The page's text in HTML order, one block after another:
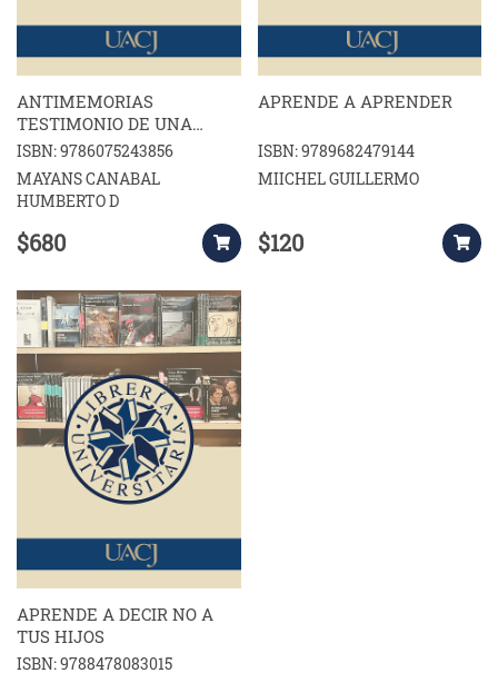
ANTIMEMORIAS
TESTIMONIO DE UNA
EPOCA
ISBN: 9786075243856
MAYANS CANABAL
HUMBERTO D
$680
APRENDE A APRENDER
ISBN: 9789682479144
MIICHEL GUILLERMO
$120
APRENDE A DECIR NO A
TUS HIJOS
ISBN: 9788478083015